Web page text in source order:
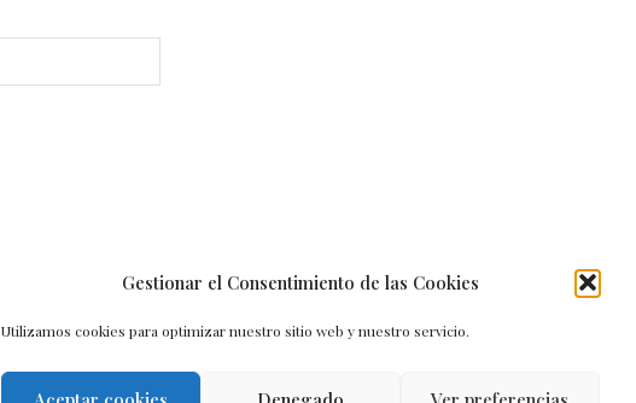
Gestionar el Consentimiento de las Cookies
Utilizamos cookies para optimizar nuestro sitio web y nuestro servicio.